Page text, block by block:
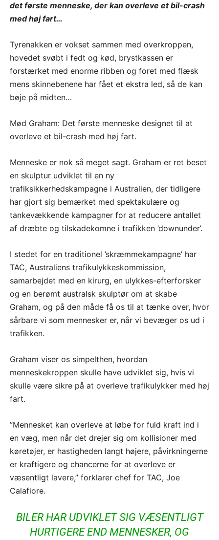
det første menneske, der kan overleve et bil-crash
med høj fart…
Tyrenakken er vokset sammen med overkroppen,
hovedet svøbt i fedt og kød, brystkassen er
forstærket med enorme ribben og foret med flæsk
mens skinnebenene har fået et ekstra led, så de kan
bøje på midten…
Mød Graham: Det første menneske designet til at
overleve et bil-crash med høj fart.
Menneske er nok så meget sagt. Graham er ret beset
en skulptur udviklet til en ny
trafiksikkerhedskampagne i Australien, der tidligere
har gjort sig bemærket med spektakulære og
tankevækkende kampagner for at reducere antallet
af dræbte og tilskadekomne i trafikken ’downunder’.
I stedet for en traditionel ’skræmmekampagne’ har
TAC, Australiens trafikulykkeskommission,
samarbejdet med en kirurg, en ulykkes-efterforsker
og en berømt australsk skulptør om at skabe
Graham, og på den måde få os til at tænke over, hvor
sårbare vi som mennesker er, når vi bevæger os ud i
trafikken.
Graham viser os simpelthen, hvordan
menneskekroppen skulle have udviklet sig, hvis vi
skulle være sikre på at overleve trafikulykker med høj
fart.
”Mennesket kan overleve at løbe for fuld kraft ind i
en væg, men når det drejer sig om kollisioner med
køretøjer, er hastigheden langt højere, påvirkningerne
er kraftigere og chancerne for at overleve er
væsentligt lavere,” forklarer chef for TAC, Joe
Calafiore.
BILER HAR UDVIKLET SIG VÆSENTLIGT
HURTIGERE END MENNESKER, OG